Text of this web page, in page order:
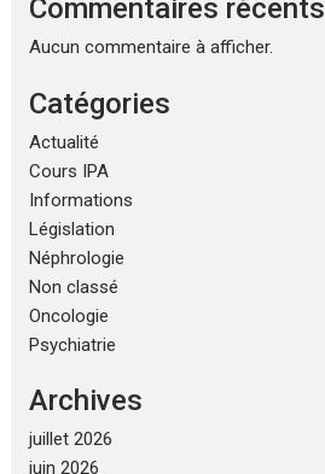
Commentaires récents
Aucun commentaire à afficher.
Catégories
Actualité
Cours IPA
Informations
Législation
Néphrologie
Non classé
Oncologie
Psychiatrie
Archives
juillet 2026
juin 2026